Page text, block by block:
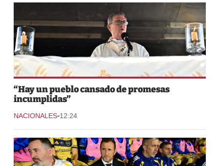
“Hay un pueblo cansado de promesas
incumplidas”
NACIONALES-12:24